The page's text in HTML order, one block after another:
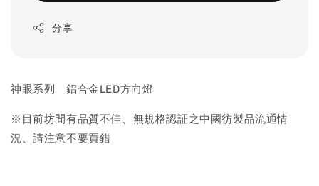
分享
神眼系列 鋁合金LED方向燈
※目前坊間有品質不佳、無規格認証之中國彷製品流通情
況、請注意不要買錯